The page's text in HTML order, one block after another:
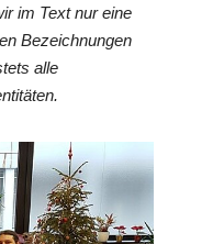
im Text nur eine
Bezeichnungen
alle